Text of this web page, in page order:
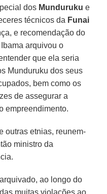
dos Munduruku e
técnicos da Funai
e recomendação do
arquivou o
que ela seria
Munduruku dos seus
bem como os
de assegurar a
empreendimento.
outras etnias, reunem-
ministro da
ao longo do